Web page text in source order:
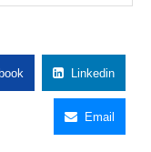
Linkedin
Email